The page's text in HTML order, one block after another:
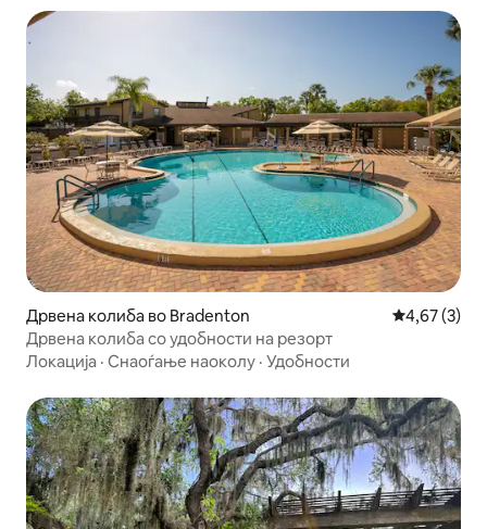
Дрвена колиба во Bradenton Просечна
4,67 (3)
Дрвена колиба со удобности на резорт
Локација · Снаоѓање наоколу · Удобности